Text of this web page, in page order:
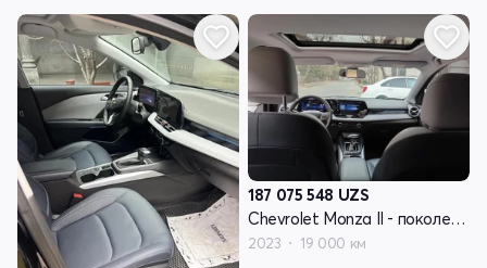
187 075 548 UZS
Chevrolet Monza II - поколение рестайлинг
2023 19 000 км